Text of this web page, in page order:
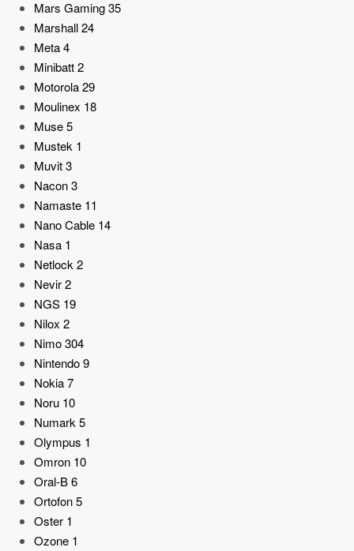
Mars Gaming35
Marshall24
Meta4
Minibatt2
Motorola29
Moulinex 18
Muse5
Mustek 1
Muvit3
Nacon3
Namaste 11
Nano Cable 14
Nasa 1
Netlock2
Nevir2
NGS 19
Nilox 2
Nimo304
Nintendo9
Nokia7
Noru 10
Numark5
Olympus 1
Omron 10
Oral-B6
Ortofon5
Oster 1
Ozone 1